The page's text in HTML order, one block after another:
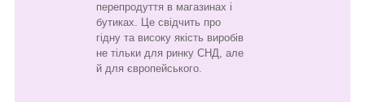
перепродуття в магазинах і
бутиках. Це свідчить про
гідну та високу якість виробів
не тільки для ринку СНД, але
й для європейського.